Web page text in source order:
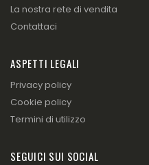
La nostra rete di vendita
Contattaci
ASPETTI LEGALI
Privacy policy
Cookie policy
Termini di utilizzo
SEGUICI SUI SOCIAL